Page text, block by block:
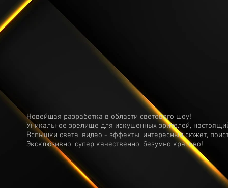
Новейшая разработка в области светового шоу!
Уникальное зрелище для искушенных зрителей,
Вспышки света, видео - эффекты, интересный сюжет,
Эксклюзивно, супер качественно, безумно красиво!